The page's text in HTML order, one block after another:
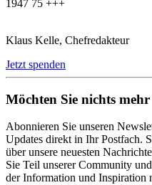
1947 75 +++
Klaus Kelle, Chefredakteur
Jetzt spenden
Möchten Sie nichts mehr
Abonnieren Sie unseren
Updates direkt in Ihr Postfach.
über unsere neuesten
Sie Teil unserer Community
der Information und Inspiration